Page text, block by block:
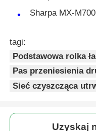
Sharpa MX-M700
tagi:
Podstawowa rolka
Pas przeniesienia
Sieć czyszcząca
Uzyskaj